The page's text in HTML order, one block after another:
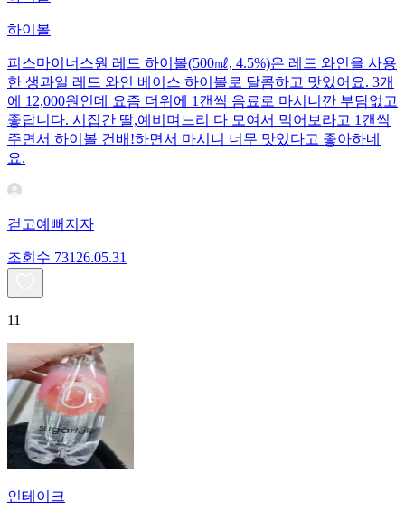
하이볼
피스마이너스원 레드 하이볼(500㎖, 4.5%)은 레드 와인을 사용
한 생과일 레드 와인 베이스 하이볼로 달콤하고 맛있어요. 3개
에 12,000원인데 요즘 더위에 1캔씩 음료로 마시니깐 부담없고
좋답니다. 시집간 딸,예비며느리 다 모여서 먹어보라고 1캔씩
주면서 하이볼 건배!하면서 마시니 너무 맛있다고 좋아하네
요.
걷고예뻐지자
조회수 731 26.05.31
11
인테이크